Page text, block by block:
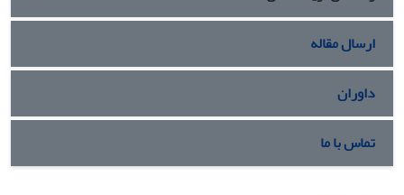
ارسال مقاله
داوران
تماس با ما